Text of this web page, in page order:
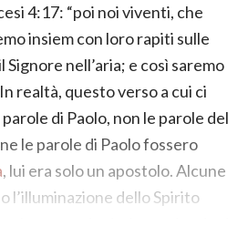
4:17: “poi noi viventi, che
insiem con loro rapiti sulle
nell’aria; e così saremo
realtà, questo verso a cui ci
di Paolo, non le parole del
le parole di Paolo fossero
, lui era solo un apostolo. Alcune
l’illuminazione delloSpirito